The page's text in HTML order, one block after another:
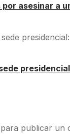
asesinar a
para publicar un